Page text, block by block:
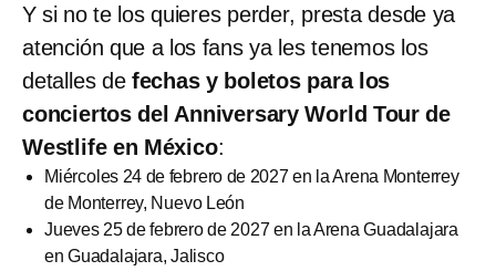
Y si no te los quieres perder, presta desde ya
atención que a los fans ya les tenemos los
detalles defechas y boletos para los
conciertos del Anniversary World Tour de
Westlife en México:
Miércoles 24 de febrero de 2027 en la Arena Monterrey
de Monterrey, Nuevo León
Jueves 25 de febrero de 2027 en la Arena Guadalajara
en Guadalajara, Jalisco